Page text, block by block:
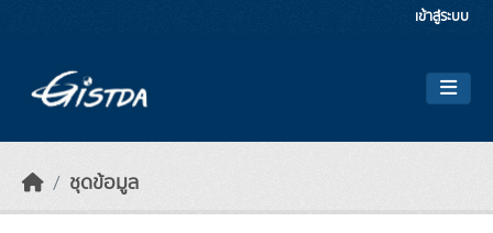
เข้าสู่ระบบ
ชุดข้อมูล